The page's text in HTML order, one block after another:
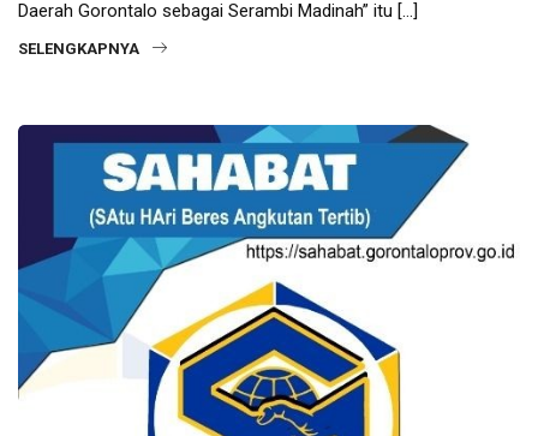
Daerah Gorontalo sebagai Serambi Madinah” itu […]
SELENGKAPNYA